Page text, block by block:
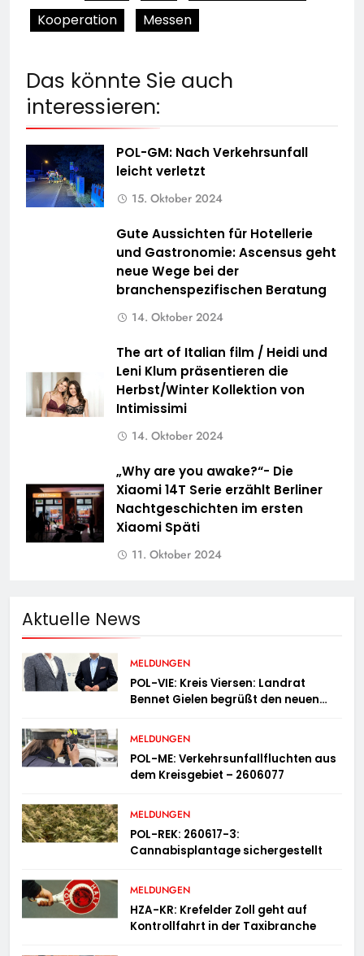
Kooperation
Messen
Das könnte Sie auch
interessieren:
POL-GM: Nach Verkehrsunfall
leicht verletzt
15. Oktober 2024
Gute Aussichten für Hotellerie
und Gastronomie: Ascensus geht
neue Wege bei der
branchenspezifischen Beratung
14. Oktober 2024
The art of Italian film / Heidi und
Leni Klum präsentieren die
Herbst/Winter Kollektion von
Intimissimi
14. Oktober 2024
„Why are you awake?“- Die
Xiaomi 14T Serie erzählt Berliner
Nachtgeschichten im ersten
Xiaomi Späti
11. Oktober 2024
Aktuelle News
MELDUNGEN
POL-VIE: Kreis Viersen: Landrat
Bennet Gielen begrüßt den neuen
MELDUNGEN
POL-ME: Verkehrsunfallfluchten aus
dem Kreisgebiet – 2606077
MELDUNGEN
POL-REK: 260617-3:
Cannabisplantage sichergestellt
MELDUNGEN
HZA-KR: Krefelder Zoll geht auf
Kontrollfahrt in der Taxibranche